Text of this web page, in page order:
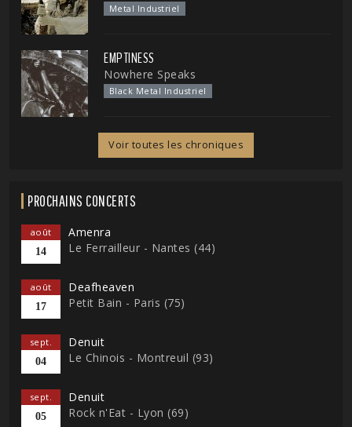
Metal Industriel
EMPTINESS
Nowhere Speaks
Black Metal Industriel
Voir toutes les chroniques
PROCHAINS CONCERTS
août
14
Amenra
Le Ferrailleur - Nantes (44)
août
17
Deafheaven
Petit Bain - Paris (75)
sept.
04
Denuit
Le Chinois - Montreuil (93)
sept.
05
Denuit
Rock n'Eat - Lyon (69)